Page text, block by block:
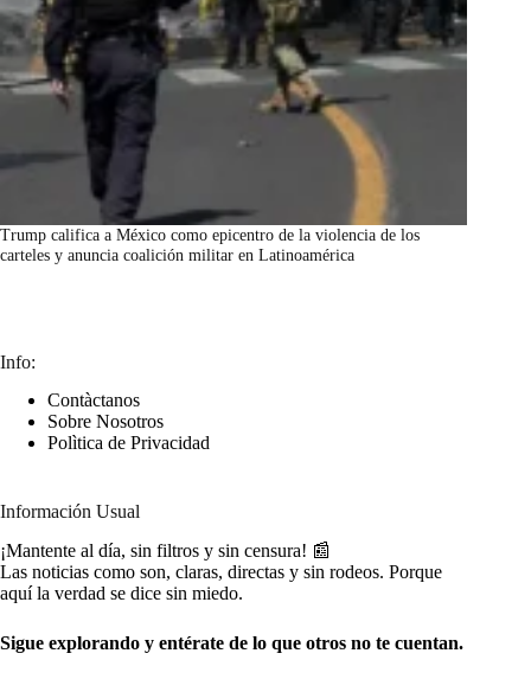
Trump califica a México como epicentro de la violencia de los
carteles y anuncia coalición militar en Latinoamérica
Info:
Contàctanos
Sobre Nosotros
Polìtica de Privacidad
Información Usual
¡Mantente al día, sin filtros y sin censura! 📰
Las noticias como son, claras, directas y sin rodeos. Porque
aquí la verdad se dice sin miedo.
Sigue explorando y entérate de lo que otros no te cuentan.